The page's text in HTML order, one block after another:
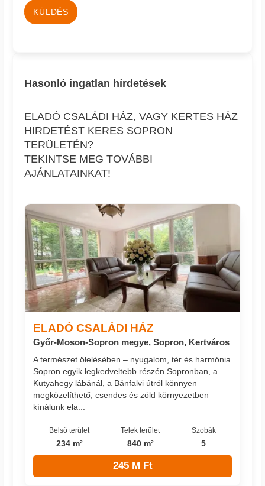
KÜLDÉS
Hasonló ingatlan hírdetések
ELADÓ CSALÁDI HÁZ, VAGY KERTES HÁZ
HIRDETÉST KERES SOPRON
TERÜLETÉN?
TEKINTSE MEG TOVÁBBI
AJÁNLATAINKAT!
ELADÓ CSALÁDI HÁZ
Győr-Moson-Sopron megye, Sopron, Kertváros
A természet ölelésében – nyugalom, tér és harmónia
Sopron egyik legkedveltebb részén Sopronban, a
Kutyahegy lábánál, a Bánfalvi útról könnyen
megközelíthető, csendes és zöld környezetben
kínálunk ela...
Belső terület
234 m²
Telek terület
840 m²
Szobák
5
245 M Ft